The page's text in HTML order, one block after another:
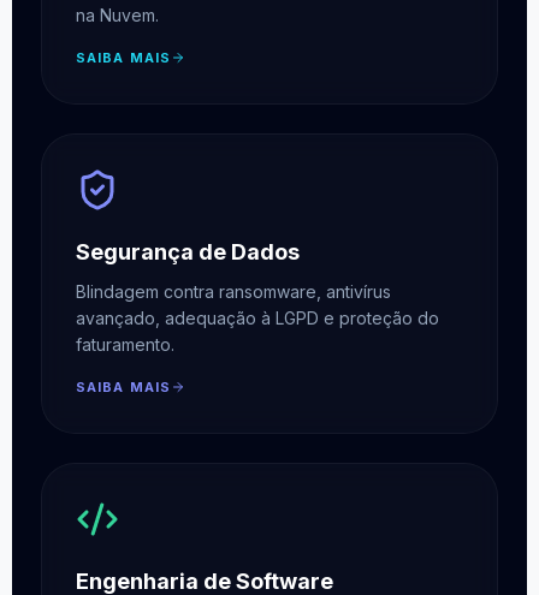
na Nuvem.
SAIBA MAIS
Segurança de Dados
Blindagem contra ransomware, antivírus
avançado, adequação à LGPD e proteção do
faturamento.
SAIBA MAIS
Engenharia de Software